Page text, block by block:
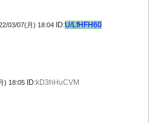
03/07(月) 18:04 ID:U/LfHFH60
) 18:05 ID:kD3hHuCVM